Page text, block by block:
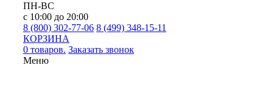
ПН-ВС
с 10:00 до 20:00
8 (800) 302-77-06 8 (499) 348-15-11
КОРЗИНА
0 товаров. Заказать звонок
Меню